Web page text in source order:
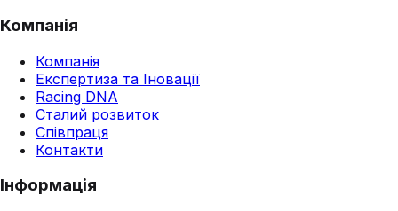
Компанія
Компанія
Експертиза та Іновації
Racing DNA
Сталий розвиток
Співпраця
Контакти
Інформація